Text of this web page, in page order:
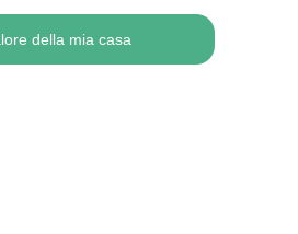
della mia casa